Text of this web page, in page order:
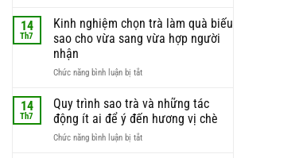
phần
nguyên
liệu
luôn
giới
sành
săn
đúng
thời
điểm
trà
có
được
búp
trà
14
Th7
Kinh nghiệm chọn trà làm quà biếu
sao cho vừa sang vừa hợp người
nhận
Chức năng bình luận bị tắtở
nghiệm
chọn
trà
làm
14
Th7
Quy trình sao trà và những tác
động ít ai để ý đến hương vị chè
Chức năng bình luận bị tắtở